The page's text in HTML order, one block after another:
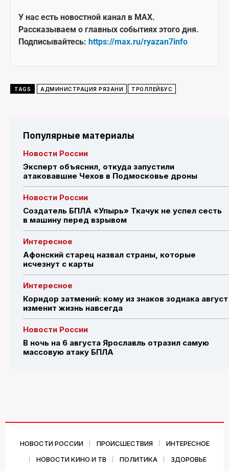
У нас есть новостной канал в MAX.
Рассказываем о главных событиях этого дня.
Подписывайтесь: https://max.ru/ryazan7info
TAGS АДМИНИСТРАЦИЯ РЯЗАНИ ТРОЛЛЕЙБУС
Популярные материалы
Новости России
Эксперт объяснил, откуда запустили
атаковавшие Чехов в Подмосковье дроны
Новости России
Создатель БПЛА «Упырь» Ткачук не успел сесть
в машину перед взрывом
Интересное
Афонский старец назвал страны, которые
исчезнут с карты
Интересное
Коридор затмений: кому из знаков зодиака август
изменит жизнь навсегда
Новости России
В ночь на 6 августа Ярославль отразил самую
массовую атаку БПЛА
НОВОСТИ РОССИИ ПРОИСШЕСТВИЯ
ИНТЕРЕСНОЕ
НОВОСТИ КИНО И ТВ
ПОЛИТИКА ЗДОРОВЬЕ